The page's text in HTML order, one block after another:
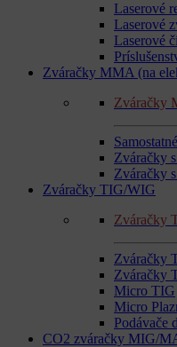
Laserové
Laserové
Laserové
Zváračky MMA (na
Zváračky
Zváračky
Zváračky
Zváračky TIG/WIG
Zváračky
Zváračky
Zváračky
Micro TIG
Micro
Podávače
CO2 zváračky MIG/